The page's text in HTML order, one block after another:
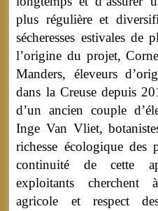
plus régulière et
sécheresses estivales
l’origine du projet,
Manders, éleveurs
dans la Creuse depuis
d’un ancien couple
Inge Van Vliet,
richesse écologique des
continuité de cette
exploitants cherchent
agricole et respect